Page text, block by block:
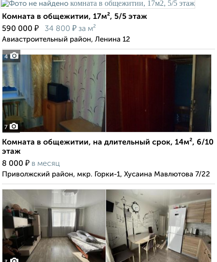
4
Комната в общежитии, 17м², 5/5 этаж
590 000 ₽ 34 800 ₽ за м²
Авиастроительный район, Ленина 12
7
Комната в общежитии, на длительный срок, 14м², 6/10
этаж
8 000 ₽ в месяц
Приволжский район, мкр. Горки-1, Хусаина Мавлютова 7/22